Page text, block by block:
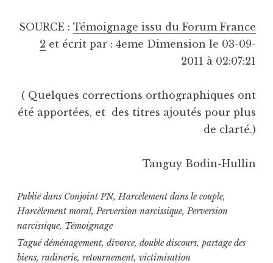
SOURCE : Témoignage issu du Forum France
2 et écrit par : 4eme Dimension le 03-09-
2011 à 02:07:21
( Quelques corrections orthographiques ont
été apportées, et des titres ajoutés pour plus
de clarté.)
Tanguy Bodin-Hullin
Publié dans Conjoint PN, Harcèlement dans le couple,
Harcèlement moral, Perversion narcissique, Perversion
narcissique, Témoignage
Taguédéménagement, divorce, double discours, partage des
biens, radinerie, retournement, victimisation